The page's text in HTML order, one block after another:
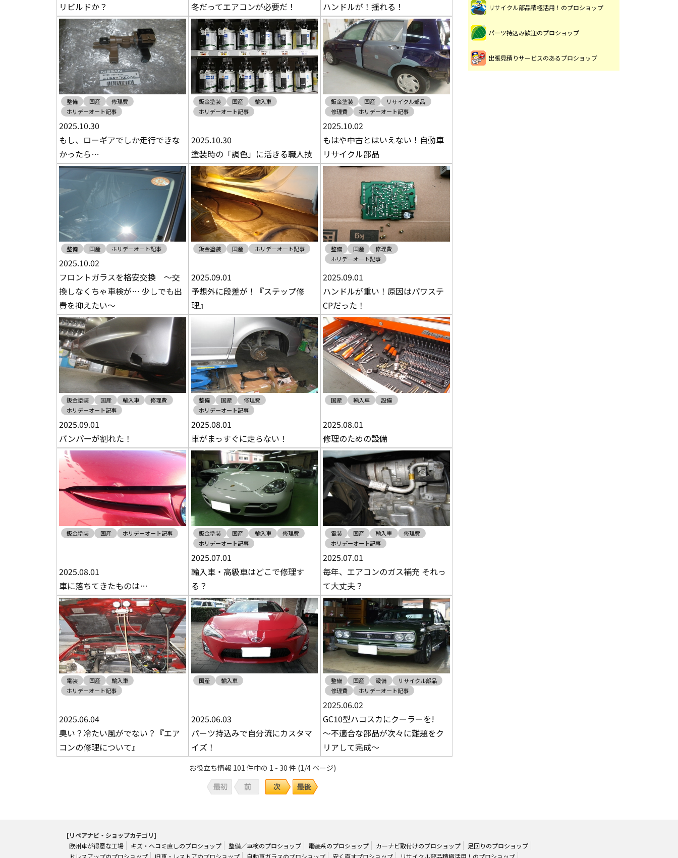
リビルドか？
冬だってエアコンが必要だ！
ハンドルが！揺れる！
整備 国産
修理費
ホリデーオート記事
2025.10.30
もし、ローギアでしか走行できな
かったら…
鈑金塗装 国産
輸入車
ホリデーオート記事
2025.10.30
塗装時の「調色」に活きる職人技
鈑金塗装 国産
リサイクル部品
修理費
ホリデーオート記事
2025.10.02
もはや中古とはいえない！自動車
リサイクル部品
整備 国産 ホリデーオート記事
2025.10.02
フロントガラスを格安交換 ～交
換しなくちゃ車検が… 少しでも出
費を抑えたい～
鈑金塗装 国産 ホリデーオート記事
2025.09.01
予想外に段差が！『ステップ修
理』
整備 国産
修理費
ホリデーオート記事
2025.09.01
ハンドルが重い！原因はパワステ
CPだった！
鈑金塗装 国産 輸入車
修理費
ホリデーオート記事
2025.09.01
バンパーが割れた！
整備 国産
修理費
ホリデーオート記事
2025.08.01
車がまっすぐに走らない！
国産 輸入車 設備
2025.08.01
修理のための設備
鈑金塗装 国産 ホリデーオート記事
2025.08.01
車に落ちてきたものは…
鈑金塗装 国産 輸入車
修理費
ホリデーオート記事
2025.07.01
輸入車・高級車はどこで修理す
る？
電装 国産 輸入車
修理費
ホリデーオート記事
2025.07.01
毎年、エアコンのガス補充 それっ
て大丈夫？
電装 国産
輸入車
ホリデーオート記事
2025.06.04
臭い？冷たい風がでない？『エア
コンの修理について』
国産 輸入車
2025.06.03
パーツ持込みで自分流にカスタマ
イズ！
整備 国産 設備
リサイクル部品
修理費
ホリデーオート記事
2025.06.02
GC10型ハコスカにクーラーを!
～不適合な部品が次々に難題をク
リアして完成～
お役立ち情報 101 件中の 1 - 30 件 (1/4 ページ)
リサイクル部品積極活用！のプロショップ
パーツ持込み歓迎のプロショップ
出張見積りサービスのあるプロショップ
[リペアナビ・ショップカテゴリ]
欧州車が得意な工場
キズ・ヘコミ直しのプロショップ 整備／車検のプロショップ 電装系のプロショップ カーナビ取付けのプロショップ
足回りのプロショップ
ドレスアップのプロショップ
旧車・レストアのプロショップ 自動車ガラスのプロショップ 安く直すプロショップ リサイクル部品積極活用！のプロショップ